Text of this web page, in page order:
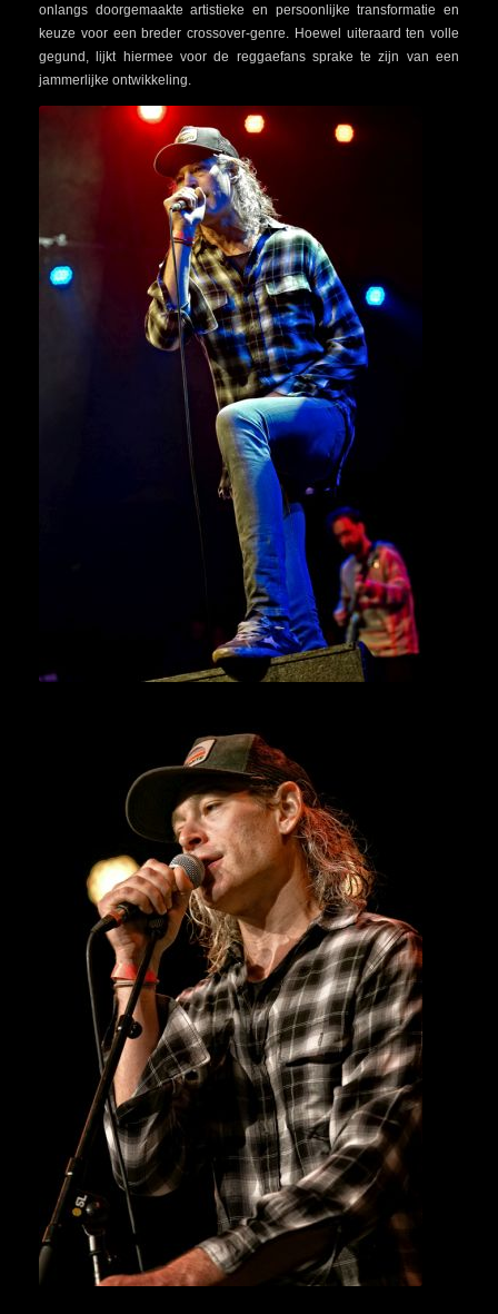
onlangs doorgemaakte artistieke en persoonlijke transformatie en
keuze voor een breder crossover-genre. Hoewel uiteraard ten volle
gegund, lijkt hiermee voor de reggaefans sprake te zijn van een
jammerlijke ontwikkeling.